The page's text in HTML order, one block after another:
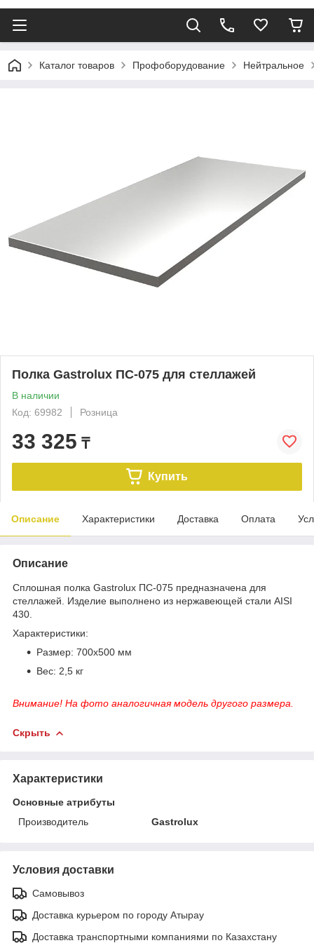
Каталог товаров Профоборудование Нейтральное
Полка Gastrolux ПС-075 для стеллажей
В наличии
Код: 69982
Розница
33 325 ₸
Купить
Описание Характеристики Доставка Оплата
Описание
Сплошная полка Gastrolux ПС-075 предназначена для
стеллажей. Изделие выполнено из нержавеющей стали AISI
430.
Характеристики:
Размер: 700х500 мм
Вес: 2,5 кг
Внимание! На фото аналогичная модель другого размера.
Скрыть
Характеристики
Основные атрибуты
Производитель
Gastrolux
Условия доставки
Самовывоз
Доставка курьером по городу Атырау
Доставка транспортными компаниями по Казахстану